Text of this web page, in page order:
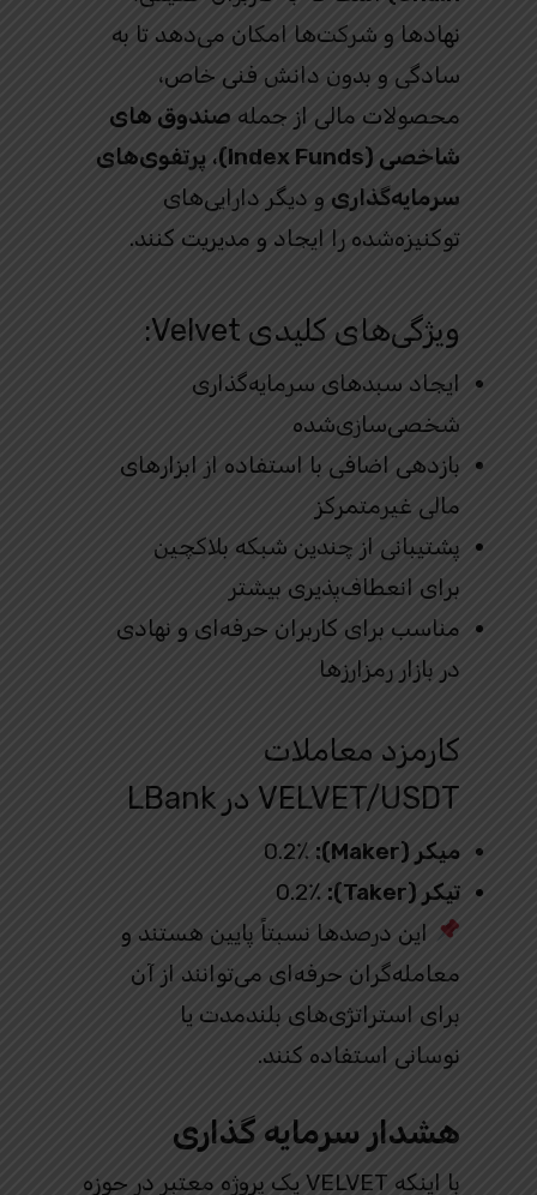
نهادها و شرکت‌ها امکان می‌دهد تا به
سادگی و بدون دانش فنی خاص،
محصولات مالی از جمله صندوق‌ های
شاخصی (Index Funds)
، پرتفوی‌های
سرمایه‌گذاری و دیگر دارایی‌های
توکنیزه‌شده را ایجاد و مدیریت کنند.
ویژگی‌های کلیدی Velvet:
ایجاد سبدهای سرمایه‌گذاری
شخصی‌سازی‌شده
بازدهی اضافی با استفاده از ابزارهای
مالی غیرمتمرکز
پشتیبانی از چندین شبکه بلاکچین
برای انعطاف‌پذیری بیشتر
مناسب برای کاربران حرفه‌ای و نهادی
در بازار رمزارزها
کارمزد معاملات
VELVET/USDT در LBank
میکر (Maker):
تیکر (Taker):
این درصدها نسبتاً پایین هستند و
معامله‌گران حرفه‌ای می‌توانند از آن
برای استراتژی‌های بلندمدت یا
نوسانی استفاده کنند.
هشدار سرمایه‌ گذاری
با اینکه VELVET یک پروژه معتبر در حوزه